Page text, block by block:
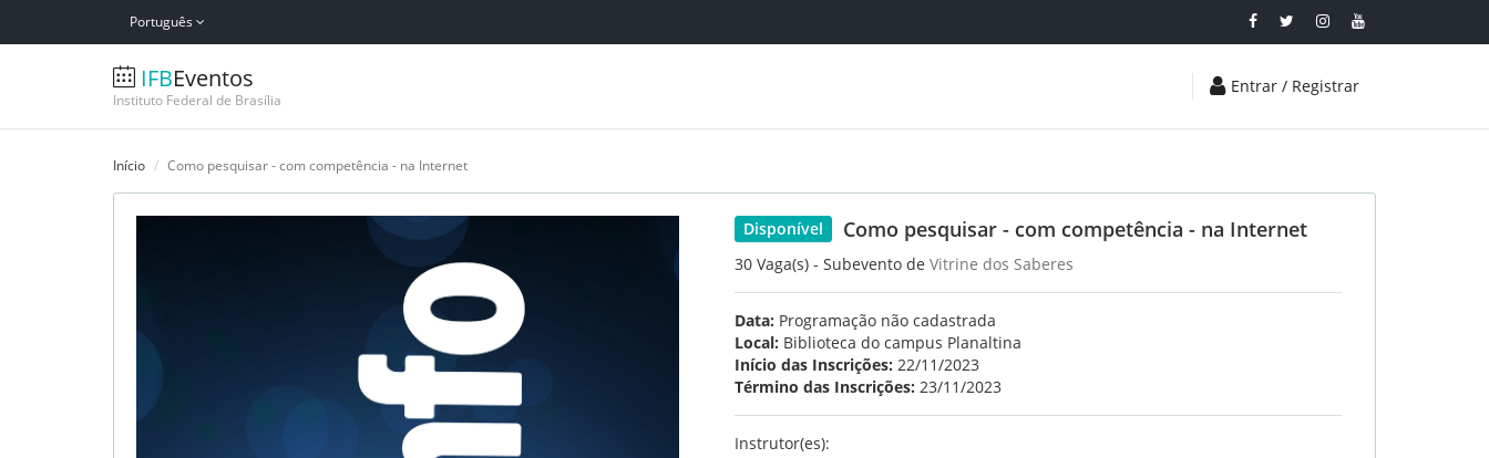
Português
IFBEventos
Instituto Federal de Brasília
Entrar / Registrar
Início Como pesquisar - com competência - na Internet
Disponível Como pesquisar - com competência - na Internet
30 Vaga(s) - Subevento de Vitrine dos Saberes
Data: Programação não cadastrada
Local: Biblioteca do campus Planaltina
Início das Inscrições: 22/11/2023
Término das Inscrições: 23/11/2023
Instrutor(es):